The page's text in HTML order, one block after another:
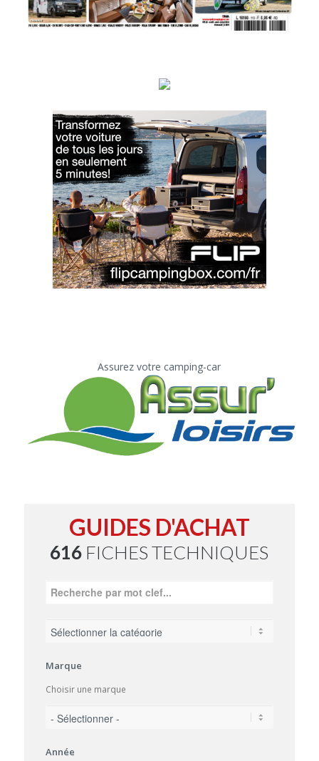
Assurez votre camping-car
GUIDES D'ACHAT
616 FICHES TECHNIQUES
Marque
Choisir une marque
Année